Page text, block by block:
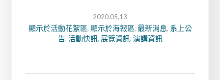
2020.05,13
顯示於活動花絮區, 顯示於海報區, 最新消息, 系上公
告, 活動快訊, 展覽資訊, 演講資訊